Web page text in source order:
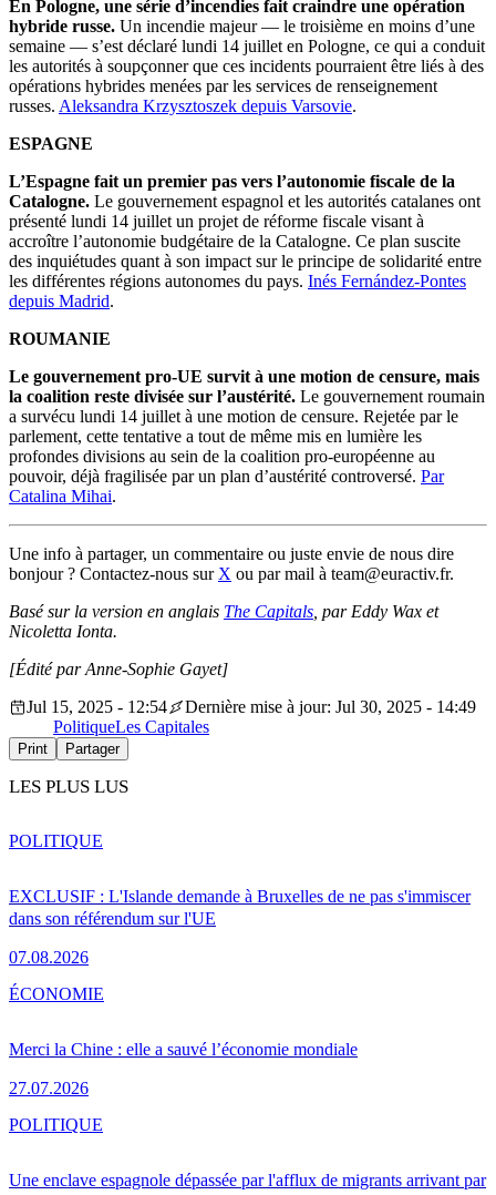
En Pologne, une série d’incendies fait craindre une opération
hybride russe. Un incendie majeur — le troisième en moins d’une
semaine — s’est déclaré lundi 14 juillet en Pologne, ce qui a conduit
les autorités à soupçonner que ces incidents pourraient être liés à des
opérations hybrides menées par les services de renseignement
russes. Aleksandra Krzysztoszek depuis Varsovie.
ESPAGNE
L’Espagne fait un premier pas vers l’autonomie fiscale de la
Catalogne. Le gouvernement espagnol et les autorités catalanes ont
présenté lundi 14 juillet un projet de réforme fiscale visant à
accroître l’autonomie budgétaire de la Catalogne. Ce plan suscite
des inquiétudes quant à son impact sur le principe de solidarité entre
les différentes régions autonomes du pays. Inés Fernández-Pontes
depuis Madrid.
ROUMANIE
Le gouvernement pro-UE survit à une motion de censure, mais
la coalition reste divisée sur l’austérité. Le gouvernement roumain
a survécu lundi 14 juillet à une motion de censure. Rejetée par le
parlement, cette tentative a tout de même mis en lumière les
profondes divisions au sein de la coalition pro-européenne au
pouvoir, déjà fragilisée par un plan d’austérité controversé. Par
Catalina Mihai.
Une info à partager, un commentaire ou juste envie de nous dire
bonjour ? Contactez-nous sur X ou par mail à team@euractiv.fr.
Basé sur la version en anglais The Capitals , par Eddy Wax et
Nicoletta Ionta.
[Édité par Anne-Sophie Gayet]
Jul 15, 2025 - 12:54
Dernière mise à jour: Jul 30, 2025 - 14:49
PolitiqueLes Capitales
Print Partager
LES PLUS LUS
EXCLUSIF : L'Islande demande à Bruxelles de ne pas s'immiscer
dans son référendum sur l'UE
07.08.2026
POLITIQUE
Merci la Chine : elle a sauvé l’économie mondiale
27.07.2026
ÉCONOMIE
Une enclave espagnole dépassée par l'afflux de migrants arrivant par
POLITIQUE